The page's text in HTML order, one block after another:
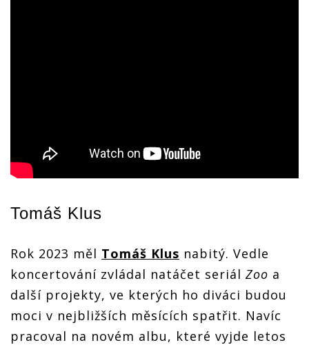
Tomáš Klus
Rok 2023 měl Tomáš Klus nabitý. Vedle
koncertování zvládal natáčet seriál Zoo a
další projekty, ve kterých ho diváci budou
moci v nejbližších měsících spatřit. Navíc
pracoval na novém albu, které vyjde letos